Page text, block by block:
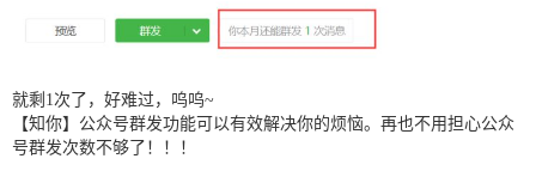
就剩1次了，好难过，呜呜~
【知你】公众号群发功能可以有效解决你的烦恼。再也不用担心公众
号群发次数不够了！！！